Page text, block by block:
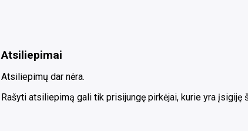
Atsiliepimai
Atsiliepimų dar nėra.
Rašyti atsiliepimą gali tik prisijungę pirkėjai, kurie yra įsigiję